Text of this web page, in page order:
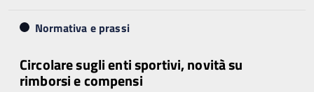
Normativa e prassi
Circolare sugli enti sportivi, novità su
rimborsi e compensi